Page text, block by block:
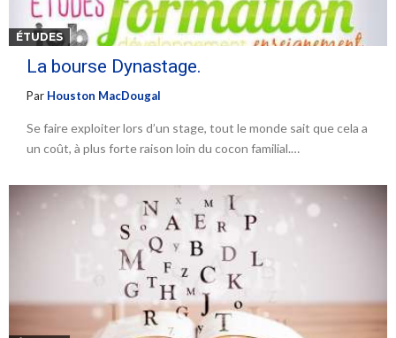
ÉTUDES
La bourse Dynastage.
Par Houston MacDougal
Se faire exploiter lors d’un stage, tout le monde sait que cela a
un coût, à plus forte raison loin du cocon familial.…